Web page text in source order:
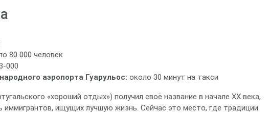
80 000 человек
аэропорта Гуарульос: около 30 минут на такси
«хороший отдых») получил своё название в начале XX века,
иммигрантов, ищущих лучшую жизнь. Сейчас это место, где традиции